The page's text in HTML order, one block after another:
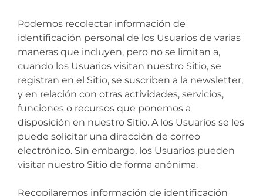
Podemos recolectar información de
identificación personal de los Usuarios de varias
maneras que incluyen, pero no se limitan a,
cuando los Usuarios visitan nuestro Sitio, se
registran en el Sitio, se suscriben a la newsletter,
y en relación con otras actividades, servicios,
funciones o recursos que ponemos a
disposición en nuestro Sitio. A los Usuarios se les
puede solicitar una dirección de correo
electrónico. Sin embargo, los Usuarios pueden
visitar nuestro Sitio de forma anónima.
Recopilaremos información de identificación